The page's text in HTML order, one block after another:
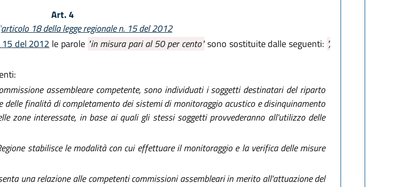
Art. 4
articolo 18 della legge regionale n. 15 del 2012
del 2012 le parole "in misura pari al 50 per cento"sono sostituite dalle seguenti: ",
assembleare competente, sono individuati i soggetti destinatari del riparto
finalità di completamento dei sistemi di monitoraggio acustico e disinquinamento
zone interessate, in base ai quali gli stessi soggetti provvederanno all'utilizzo delle
stabilisce le modalità con cui effettuare il monitoraggio e la verifica delle misure
una relazione alle competenti commissioni assembleari in merito all'attuazione del